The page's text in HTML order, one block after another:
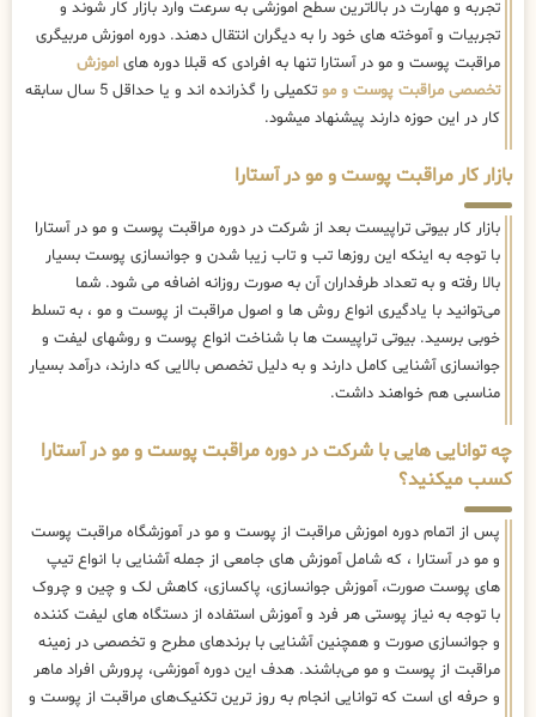
تجربه و مهارت در بالاترین سطح اموزشی به سرعت وارد بازار کار شوند و
تجربیات و آموخته های خود را به دیگران انتقال دهند. دوره اموزش مربیگری
مراقبت پوست و مو در آستارا تنها به افرادی که قبلا دوره های اموزش
تخصصی مراقبت پوست و مو
تکمیلی را گذرانده اند و یا حداقل 5 سال سابقه
کار در این حوزه دارند پیشنهاد میشود.
بازار کار مراقبت پوست و مو در آستارا
بازار کار بیوتی تراپیست بعد از شرکت در دوره مراقبت پوست و مو در آستارا
با توجه به اینکه این روزها تب و تاب زیبا شدن و جوانسازی پوست بسیار
بالا رفته و به تعداد طرفداران آن به صورت روزانه اضافه می شود. شما
می‌توانید با یادگیری انواع روش ها و اصول مراقبت از پوست و مو ، به تسلط
خوبی برسید. بیوتی تراپیست ها با شناخت انواع پوست و روشهای لیفت و
جوانسازی آشنایی کامل دارند و به دلیل تخصص بالایی که دارند، درآمد بسیار
مناسبی هم خواهند داشت.
چه توانایی هایی با شرکت در دوره مراقبت پوست و مو در آستارا
کسب میکنید؟
پس از اتمام دوره اموزش مراقبت از پوست و مو در آموزشگاه مراقبت پوست
و مو در آستارا ، که شامل آموزش های جامعی از جمله آشنایی با انواع تیپ
های پوست صورت، آموزش جوانسازی، پاکسازی، کاهش لک و چین و چروک
با توجه به نیاز پوستی هر فرد و آموزش استفاده از دستگاه های لیفت کننده
و جوانسازی صورت و همچنین آشنایی با برندهای مطرح و تخصصی در زمینه
مراقبت از پوست و مو می‌باشند. هدف این دوره آموزشی، پرورش افراد ماهر
و حرفه ای است که توانایی انجام به روز ترین تکنیک‌های مراقبت از پوست و